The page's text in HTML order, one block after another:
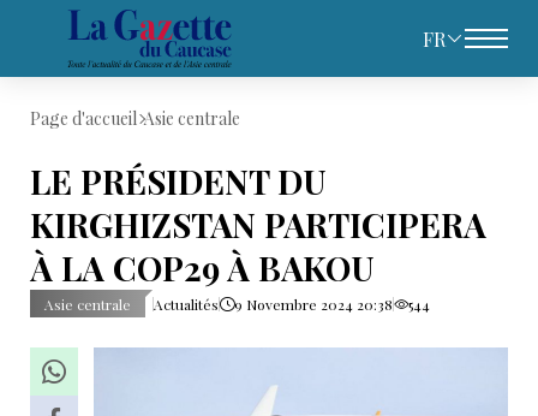
FR
Page d'accueil Asie centrale
LE PRÉSIDENT DU
KIRGHIZSTAN PARTICIPERA
À LA COP29 À BAKOU
Asie centrale Actualités 9 Novembre 2024 20:38 544